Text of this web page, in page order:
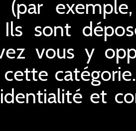
sont
vous y
et